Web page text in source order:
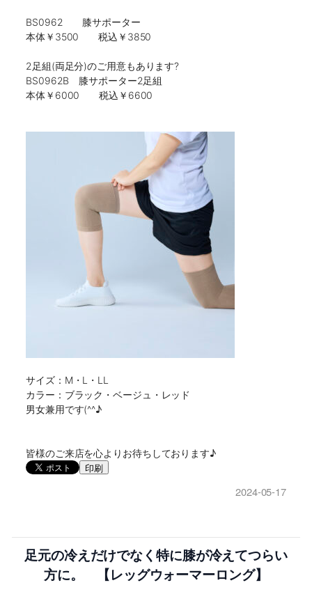
BS0962　　膝サポーター
本体￥3500　　税込￥3850
2足組(両足分)のご用意もあります?
BS0962B　膝サポーター2足組
サイズ：M・L・LL
カラー：ブラック・ベージュ・レッド
男女兼用です(^^♪
皆様のご来店を心よりお待ちしております♪
印刷
2024-05-17
足元の冷えだけでなく特に膝が冷えてつらい
方に。 【レッグウォーマーロング】